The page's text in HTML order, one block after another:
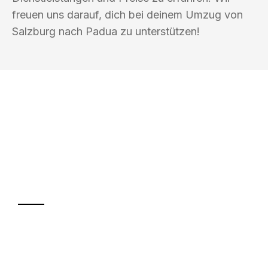
freuen uns darauf, dich bei deinem Umzug von
Salzburg nach Padua zu unterstützen!